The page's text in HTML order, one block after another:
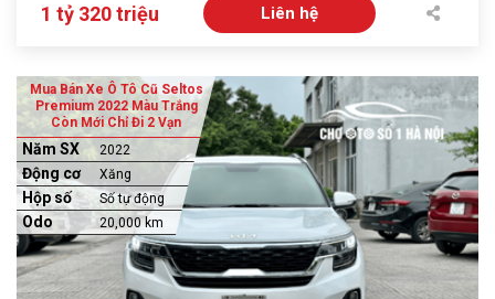
1 tỷ 320 triệu Liên hệ
Mua Bán Xe Ô Tô Cũ Seltos
Premium 2022 Màu Trắng
Còn Mới Chỉ Đi 2 Vạn
Năm SX 2022
Động cơ Xăng
Hộp số Số tự động
Odo 20,000 km